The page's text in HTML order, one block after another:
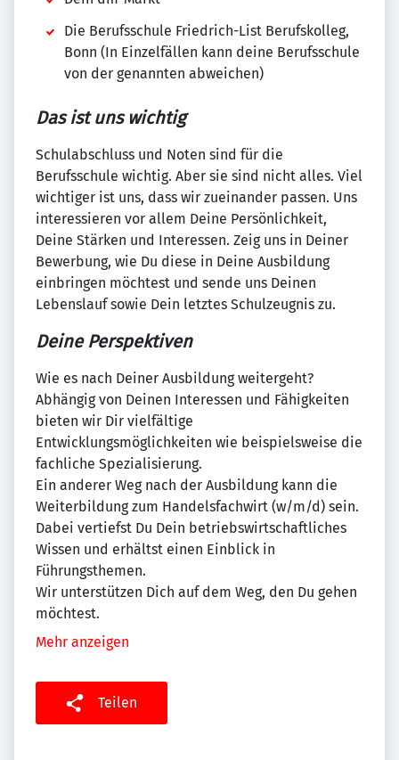
Die Berufsschule Friedrich-List Berufskolleg,
Bonn (In Einzelfällen kann deine Berufsschule
von der genannten abweichen)
Das ist uns wichtig
Schulabschluss und Noten sind für die
Berufsschule wichtig. Aber sie sind nicht alles. Viel
wichtiger ist uns, dass wir zueinander passen. Uns
interessieren vor allem Deine Persönlichkeit,
Deine Stärken und Interessen. Zeig uns in Deiner
Bewerbung, wie Du diese in Deine Ausbildung
einbringen möchtest und sende uns Deinen
Lebenslauf sowie Dein letztes Schulzeugnis zu.
Deine Perspektiven
Wie es nach Deiner Ausbildung weitergeht?
Abhängig von Deinen Interessen und Fähigkeiten
bieten wir Dir vielfältige
Entwicklungsmöglichkeiten wie beispielsweise die
fachliche Spezialisierung.
Ein anderer Weg nach der Ausbildung kann die
Weiterbildung zum Handelsfachwirt (w/m/d) sein.
Dabei vertiefst Du Dein betriebswirtschaftliches
Wissen und erhältst einen Einblick in
Führungsthemen.
Wir unterstützen Dich auf dem Weg, den Du gehen
möchtest.
Mehr anzeigen
Teilen